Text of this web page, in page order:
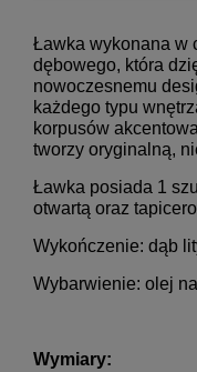
Ławka wykonana w
dębowego, która
nowoczesnemu
każdego typu
korpusów
tworzy oryginalną,
Ławka posiada 1
otwartą oraz
Wykończenie: dąb
Wybarwienie: olej
Wymiary: